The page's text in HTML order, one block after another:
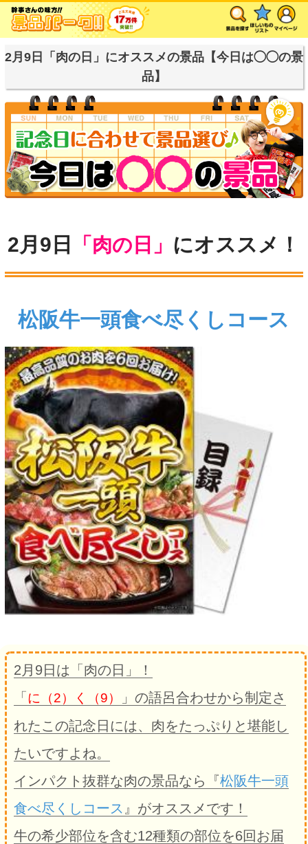
2月9日「肉の日」にオススメの景品【今日は◯◯の景
品】
2月9日 「肉の日」 にオススメ！
松阪牛一頭食べ尽くしコース
2月9日は「肉の日」！
「 に（2）く（9）
」の語呂合わせから制定さ
れたこの記念日には、肉をたっぷりと堪能し
たいですよね。
インパクト抜群な肉の景品なら『松阪牛一頭
食べ尽くしコース 』がオススメです！
牛の希少部位を含む12種類の部位を6回お届